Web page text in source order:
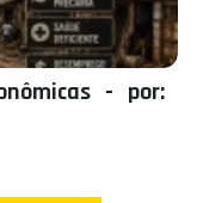
- por: